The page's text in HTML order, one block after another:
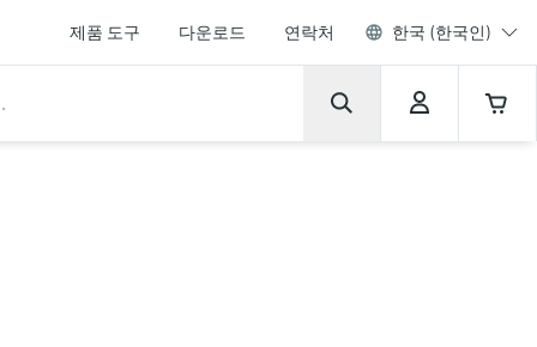
제품 도구 다운로드 연락처 한국 (한국인)